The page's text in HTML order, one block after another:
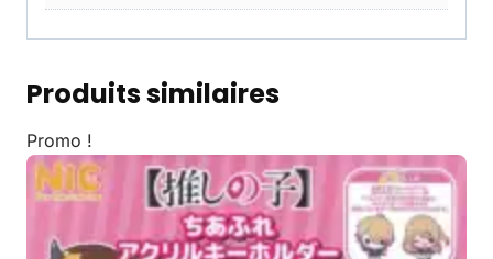
Produits similaires
Promo !